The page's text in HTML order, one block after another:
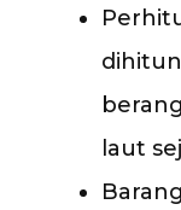
laut